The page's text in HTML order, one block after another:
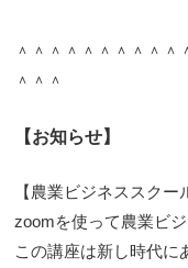
＾＾＾＾＾＾＾＾＾＾
＾＾＾
【お知らせ】
【農業ビジネススクー
zoomを使って農業ビ
この講座は新し時代に